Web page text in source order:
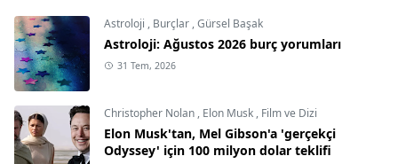
Astroloji , Burçlar ,Gürsel Başak
Astroloji: Ağustos 2026 burç yorumları
31 Tem, 2026
Christopher Nolan , Elon Musk , Film ve Dizi
Elon Musk'tan, Mel Gibson'a 'gerçekçi
Odyssey' için 100 milyon dolar teklifi